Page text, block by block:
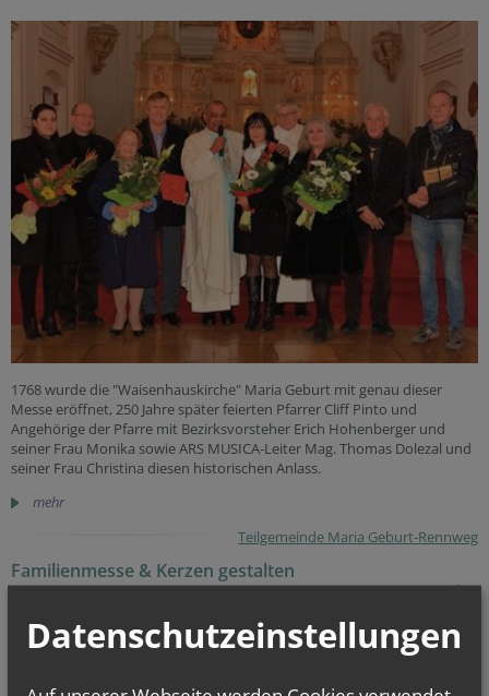
1768 wurde die "Waisenhauskirche" Maria Geburt mit genau dieser
Messe eröffnet, 250 Jahre später feierten Pfarrer Cliff Pinto und
Angehörige der Pfarre mit Bezirksvorsteher Erich Hohenberger und
seiner Frau Monika sowie ARS MUSICA-Leiter Mag. Thomas Dolezal und
seiner Frau Christina diesen historischen Anlass.
mehr
Teilgemeinde Maria Geburt-Rennweg
Familienmesse & Kerzen gestalten
18. November
Datenschutzeinstellungen